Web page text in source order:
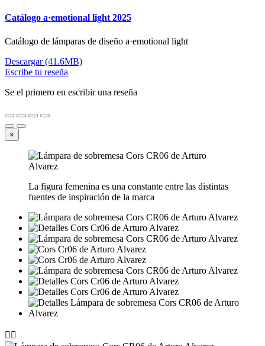
Catálogo a·emotional light 2025
Catálogo de lámparas de diseño a·emotional light
Descargar (41.6MB)
Escribe tu reseña
Se el primero en escribir una reseña
×
La figura femenina es una constante entre las distintas
fuentes de inspiración de la marca
 